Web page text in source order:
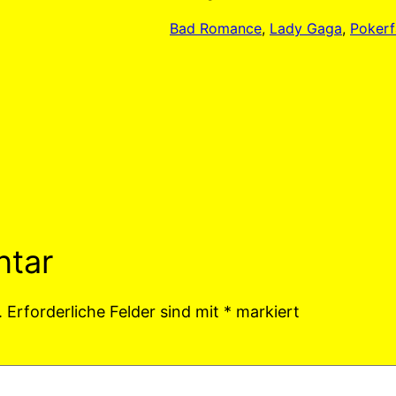
Bad Romance, Lady Gaga,
Erforderliche Felder sind mit * markiert